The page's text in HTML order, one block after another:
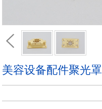
美容设备配件聚光罩